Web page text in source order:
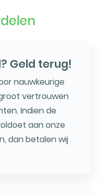
Geld terug!
nauwkeurige
vertrouwen
Indien de
aan onze
dan betalen wij